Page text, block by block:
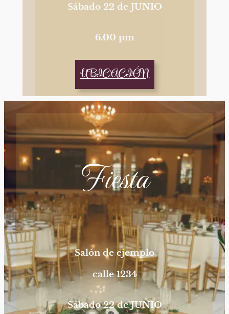
Sábado 22 de JUNIO
6.00 pm
UBICACIÓN
Fiesta
Salón de ejemplo
calle 1234
Sábado 22 de JUNIO